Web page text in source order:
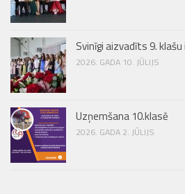
Svinīgi aizvadīts 9.
2026. GADA 10. JŪLIJS
Uzņemšana 10.klasē
2026. GADA 2. JŪLIJS